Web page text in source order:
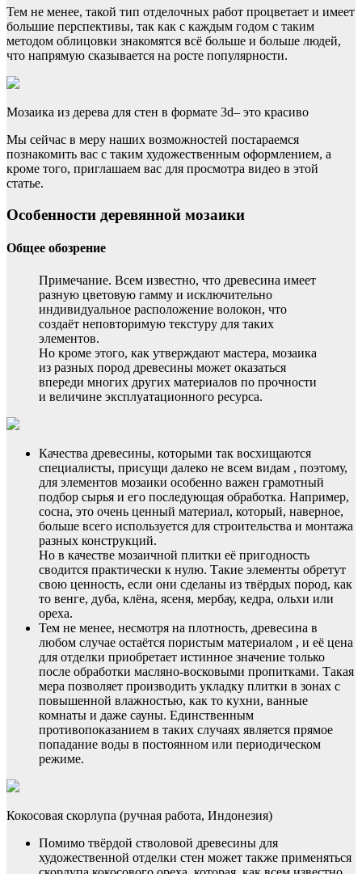
Тем не менее, такой тип отделочных работ процветает и имеет
большие перспективы, так как с каждым годом с таким
методом облицовки знакомятся всё больше и больше людей,
что напрямую сказывается на росте популярности.
Мозаика из дерева для стен в формате 3d– это красиво
Мы сейчас в меру наших возможностей постараемся
познакомить вас с таким художественным оформлением, а
кроме того, приглашаем вас для просмотра видео в этой
статье.
Особенности деревянной мозаики
Общее обозрение
Примечание. Всем известно, что древесина имеет
разную цветовую гамму и исключительно
индивидуальное расположение волокон, что
создаёт неповторимую текстуру для таких
элементов.
Но кроме этого, как утверждают мастера, мозаика
из разных пород древесины может оказаться
впереди многих других материалов по прочности
и величине эксплуатационного ресурса.
Качества древесины, которыми так восхищаются
специалисты, присущи далеко не всем видам , поэтому,
для элементов мозаики особенно важен грамотный
подбор сырья и его последующая обработка. Например,
сосна, это очень ценный материал, который, наверное,
больше всего используется для строительства и монтажа
разных конструкций.
Но в качестве мозаичной плитки её пригодность
сводится практически к нулю. Такие элементы обретут
свою ценность, если они сделаны из твёрдых пород, как
то венге, дуба, клёна, ясеня, мербау, кедра, ольхи или
ореха.
Тем не менее, несмотря на плотность, древесина в
любом случае остаётся пористым материалом , и её цена
для отделки приобретает истинное значение только
после обработки масляно-восковыми пропитками. Такая
мера позволяет производить укладку плитки в зонах с
повышенной влажностью, как то кухни, ванные
комнаты и даже сауны. Единственным
противопоказанием в таких случаях является прямое
попадание воды в постоянном или периодическом
режиме.
Кокосовая скорлупа (ручная работа, Индонезия)
Помимо твёрдой стволовой древесины для
художественной отделки стен может также применяться